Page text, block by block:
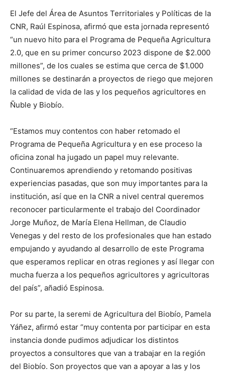
El Jefe del Área de Asuntos Territoriales y Políticas de la
CNR, Raúl Espinosa, afirmó que esta jornada representó
“un nuevo hito para el Programa de Pequeña Agricultura
2.0, que en su primer concurso 2023 dispone de $2.000
millones”, de los cuales se estima que cerca de $1.000
millones se destinarán a proyectos de riego que mejoren
la calidad de vida de las y los pequeños agricultores en
Ñuble y Biobío.
“Estamos muy contentos con haber retomado el
Programa de Pequeña Agricultura y en ese proceso la
oficina zonal ha jugado un papel muy relevante.
Continuaremos aprendiendo y retomando positivas
experiencias pasadas, que son muy importantes para la
institución, así que en la CNR a nivel central queremos
reconocer particularmente el trabajo del Coordinador
Jorge Muñoz, de María Elena Hellman, de Claudio
Venegas y del resto de los profesionales que han estado
empujando y ayudando al desarrollo de este Programa
que esperamos replicar en otras regiones y así llegar con
mucha fuerza a los pequeños agricultores y agricultoras
del país”, añadió Espinosa.
Por su parte, la seremi de Agricultura del Biobío, Pamela
Yáñez, afirmó estar “muy contenta por participar en esta
instancia donde pudimos adjudicar los distintos
proyectos a consultores que van a trabajar en la región
del Biobío. Son proyectos que van a apoyar a las y los